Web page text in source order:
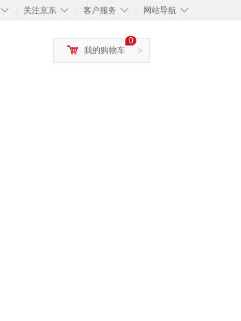
◇ ◇
关注京东 ◇
客户服务 ◇
网站导航
>
0
我的购物车